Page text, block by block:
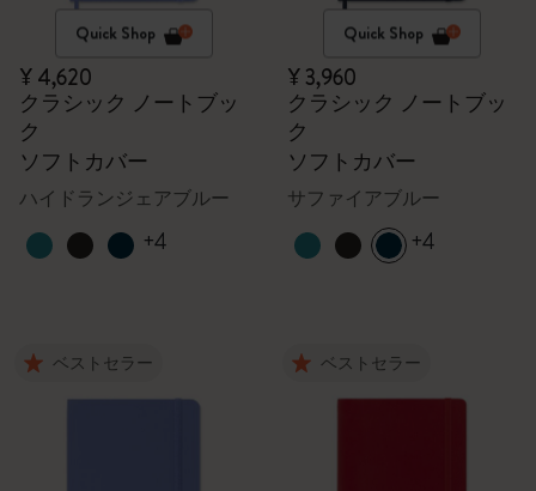
Quick Shop
¥ 4,620
クラシック ノートブッ
ク
ソフトカバー
ハイドランジェアブルー
+4
Quick Shop
¥ 3,960
クラシック ノートブッ
ク
ソフトカバー
サファイアブルー
+4
ベストセラー ベストセラー